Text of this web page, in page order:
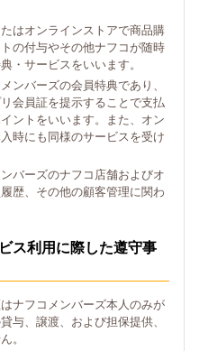
はオンラインストアで商品購
の付与やその他ナフコが随時
・サービスをいいます。
ンバーズの会員特典であり、
会員証を提示することで支払
ントをいいます。また、オン
時にも同様のサービスを受け
バーズのナフコ店舗およびオ
歴、その他の顧客管理に関わ
ス利用に際した遵守事
ナフコメンバーズ本人のみが
与、譲渡、および担保提供、
。